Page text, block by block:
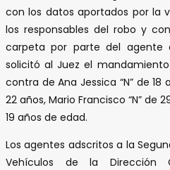
con los datos aportados por la
los responsables del robo y
carpeta por parte del agente
solicitó al Juez el
contra de Ana Jessica “N” de 18
22 años, Mario Francisco “N” de
19 años de edad.
Los agentes adscritos a la
Vehículos de la Dirección